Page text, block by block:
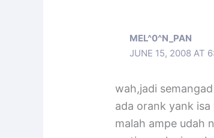
MEL^0^N_PAN
JUNE 15, 2008 AT
wah,jadi
ada orank yank
malah ampe udah